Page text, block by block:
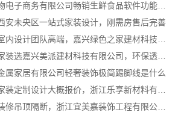
湖北省惠物电子商务有限公司畅销生鲜食品软件功能解析
安未央区一站式家装设计，刚需房售后完善
嘉兴南湖家装选嘉兴美派建材科技有限公司，环保透明报价
属家居有限公司轻奢装饰极简踢脚线是什么
嵊州家庭装修吊顶隔断，浙江宜美嘉装饰工程有限公司专业服务